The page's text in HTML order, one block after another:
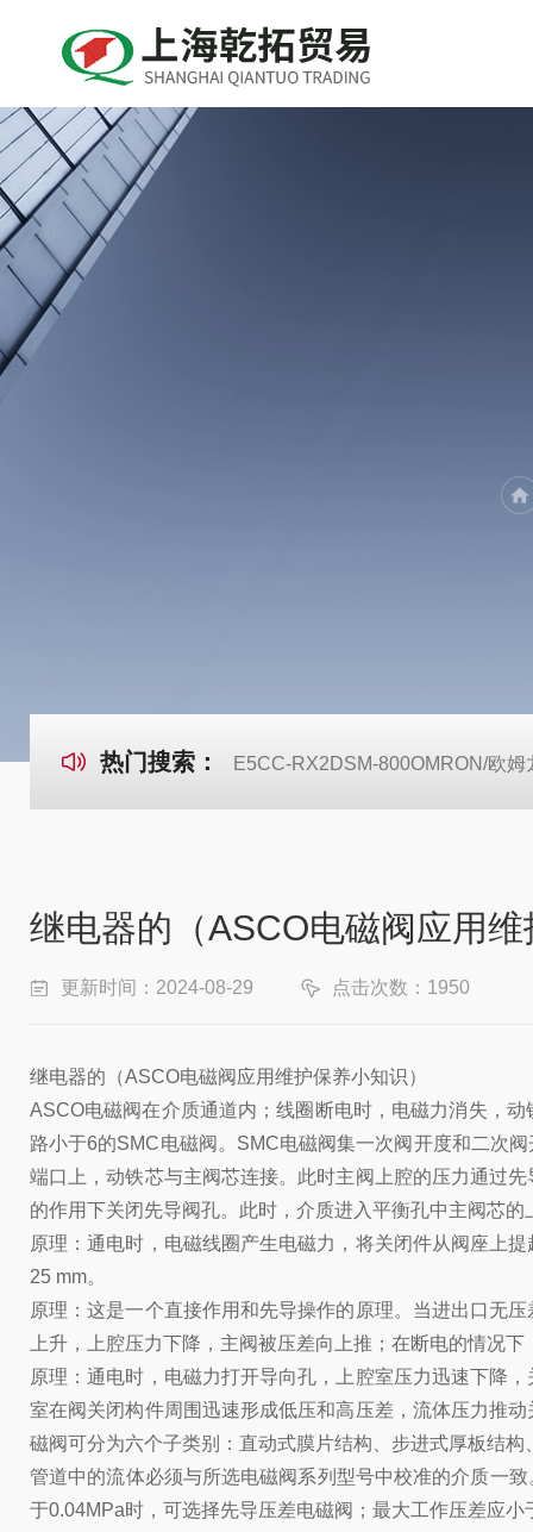
热门搜索： E5CC-RX2DSM-800OMRON/欧
继电器的（ASCO电磁阀应用
更新时间：2024-08-29 点击次数：1950
继电器的（ASCO电磁阀应用维护保养小知识）
ASCO电磁阀在介质通道内；线圈断电时，电磁力消失，
路小于6的SMC电磁阀。SMC电磁阀集一次阀开度和二次
端口上，动铁芯与主阀芯连接。此时主阀上腔的压力通过
的作用下关闭先导阀孔。此时，介质进入平衡孔中主阀芯
原理：通电时，电磁线圈产生电磁力，将关闭件从阀座上
25 mm。
原理：这是一个直接作用和先导操作的原理。当进出口无
上升，上腔压力下降，主阀被压差向上推；在断电的情况
原理：通电时，电磁力打开导向孔，上腔室压力迅速下降
室在阀关闭构件周围迅速形成低压和高压差，流体压力推
磁阀可分为六个子类别：直动式膜片结构、步进式厚板结
管道中的流体必须与所选电磁阀系列型号中校准的介质一
于0.04MPa时，可选择先导压差电磁阀；最大工作压差应